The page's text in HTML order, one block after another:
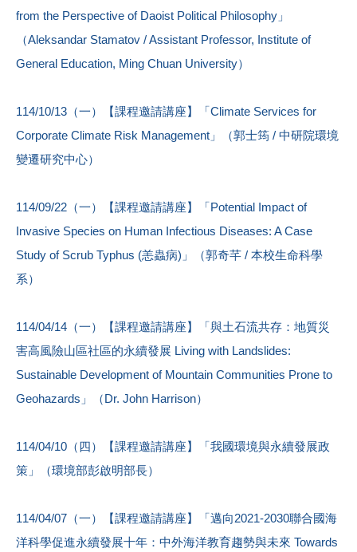
from the Perspective of Daoist Political Philosophy」
（Aleksandar Stamatov / Assistant Professor, Institute of
General Education, Ming Chuan University）
114/10/13（一）【課程邀請講座】「Climate Services for
Corporate Climate Risk Management」（郭士筠 / 中研院環境
變遷研究中心）
114/09/22（一）【課程邀請講座】「Potential Impact of
Invasive Species on Human Infectious Diseases: A Case
Study of Scrub Typhus (恙蟲病)」（郭奇芊 / 本校生命科學
系）
114/04/14（一）【課程邀請講座】「與土石流共存：地質災
害高風險山區社區的永續發展 Living with Landslides:
Sustainable Development of Mountain Communities Prone to
Geohazards」（Dr. John Harrison）
114/04/10（四）【課程邀請講座】「我國環境與永續發展政
策」（環境部彭啟明部長）
114/04/07（一）【課程邀請講座】「邁向2021-2030聯合國海
洋科學促進永續發展十年：中外海洋教育趨勢與未來 Towards